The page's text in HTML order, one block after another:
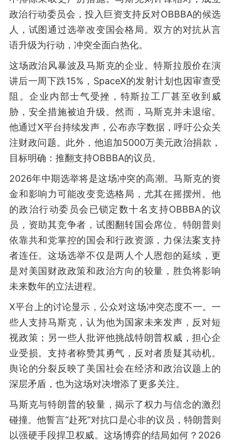
政治行动委员会，投入巨资支持反对OBBBA的候选
人，试图通过选举改变国会格局。双方的对抗从言
语升级为行动，冲突全面白热化。
这场政治风暴波及马斯克的企业。特斯拉股价在演
讲后一周下跌15%，SpaceX的发射计划也因审查受
阻。企业内部士气受挫，特斯拉工厂甚至收到威
胁，安全措施被迫升级。然而，马斯克并未退缩。
他通过X平台持续发声，公布赤字数据，呼吁公众关
注财政问题。此外，他追加5000万美元政治捐款，
目标明确：推翻支持OBBBA的议员。
2026年中期选举将是这场冲突的高潮。马斯克的资
金和影响力可能改变竞选格局，尤其在摇摆州。他
的政治行动委员会已锁定数十名支持OBBBA的议
员，资助其竞争者，试图翻转国会席位。特朗普则
依靠共和党掌控的国会和行政资源，力保法案支持
者连任。这场选举不仅是两人个人恩怨的延续，更
是对美国财政政策和政治方向的较量，胜负将影响
未来数年的立法进程。
X平台上的讨论显示，公众对这场冲突态度不一。一
些人支持马斯克，认为他为国家未来发声，反对短
视政策；另一些人批评他挑战特朗普权威，担心企
业受损。支持者称赞其勇气，反对者质疑其动机。
舆论的分裂反映了美国社会在经济和政治议题上的
深层矛盾，也为这场对决增添了更多关注。
马斯克与特朗普的较量，揭示了权力与信念的激烈
碰撞。他誓言“赴死”对抗口是心非的议员，特朗普则
以强硬手段捍卫权威。这场博弈的结局如何？2026